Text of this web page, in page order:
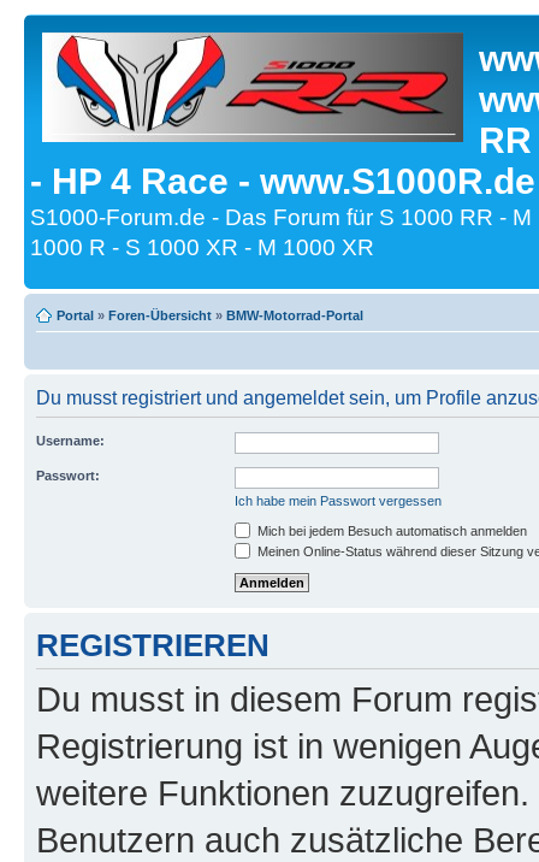
- HP 4 Race -
S1000-Forum.de - Das Forum für S 1000 RR -
1000 R - S 1000 XR - M 1000 XR
Portal » Foren-Übersicht » BMW-Motorrad-Portal
Du musst registriert und angemeldet sein, um Profile
Username:
Passwort:
Ich habe mein Passwort vergessen
Mich bei jedem Besuch automatisch anmelden
Meinen Online-Status während dieser Sitzung
REGISTRIEREN
Du musst in diesem Forum
Registrierung ist in wenigen
weitere Funktionen
Benutzern auch zusätzliche